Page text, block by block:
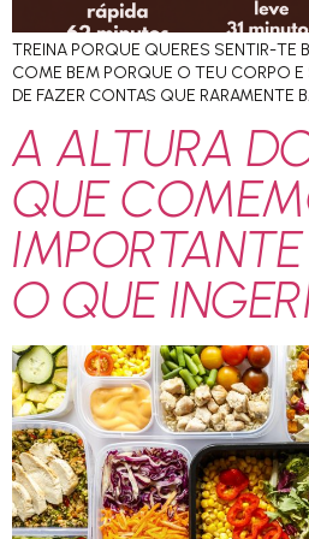
TREINA PORQUE QUERES SENTIR-TE
COME BEM PORQUE O TEU CORPO E
DE FAZER CONTAS QUE RARAMENTE
A ALTURA
QUE
O QUE